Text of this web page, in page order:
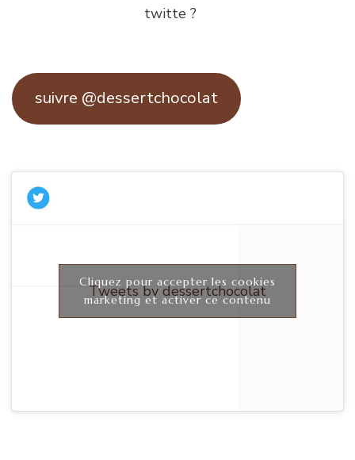
twitte ?
suivre @dessertchocolat
Tweets by dessertchocolat
Cliquez pour accepter les cookies
marketing et activer ce contenu